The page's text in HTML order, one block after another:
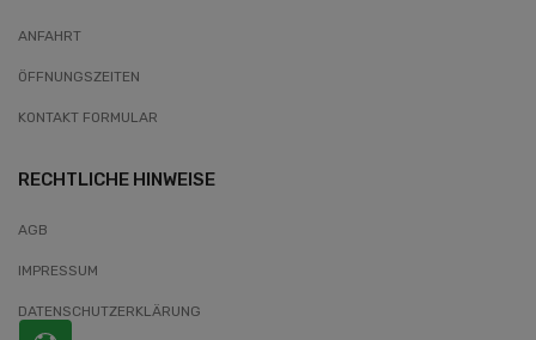
ANFAHRT
ÖFFNUNGSZEITEN
KONTAKT FORMULAR
RECHTLICHE HINWEISE
AGB
IMPRESSUM
DATENSCHUTZERKLÄRUNG